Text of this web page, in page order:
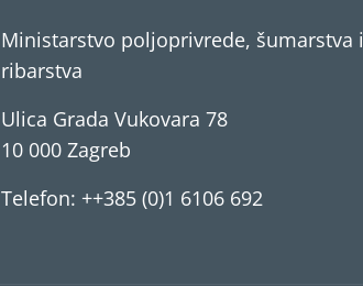
Ministarstvo poljoprivrede, šumarstva i
ribarstva
Ulica Grada Vukovara 78
10 000 Zagreb
Telefon: ++385 (0)1 6106 692